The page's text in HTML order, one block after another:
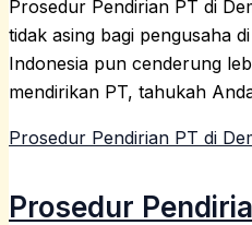
Prosedur Pendirian PT di
tidak asing bagi pengusaha
Indonesia pun cenderung
mendirikan PT, tahukah
Prosedur Pendirian PT di
Prosedur